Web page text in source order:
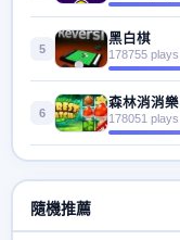
5
黑白棋
178755 plays
6
森林消消樂
178051 plays
隨機推薦